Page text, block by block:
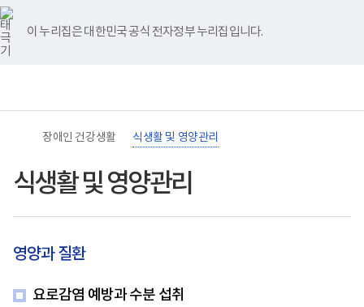
바
로
가
기
메
이 누리집은 대한민국 공식 전자정부 누리집입니다.
너
비
767px
이
하
영
홈
장애인 건강생활 식생활 및 영양관리
식생활 및 영양관리
본
문
시
작
영양과 질환
요로감염 예방과 수분 섭취
본
문
종
료
유
튜
브
블
로
그
인
스
타
그
램
페
이
스
북